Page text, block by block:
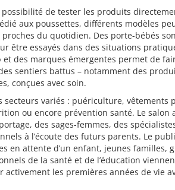
de tester les produits
aux poussettes, différents modèles
du quotidien. Des porte-bébés
être essayés dans des situations
des marques émergentes permet de
sentiers battus – notamment des
conçues avec soin.
secteurs variés : puériculture, vêtements
ou encore prévention santé. Le salon
des sages-femmes, des
à l’écoute des futurs parents. Le
en attente d’un enfant, jeunes familles,
de la santé et de l’éducation
activement les premières années de vie